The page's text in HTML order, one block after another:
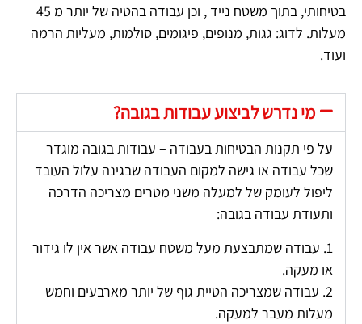
בטיחותי, בתוך משטח נייד , וכן עבודה בהטיה של יותר מ 45
מעלות. לדוג: גגות, מנופים, פיגומים, סולמות, מעליות הרמה
ועוד.
מי נדרש לביצוע עבודות בגובה?
על פי תקנות הבטיחות בעבודה – עבודות בגובה מוגדר
שכל עבודה או גישה למקום העבודה שבגינה עלול העובד
ליפול לעומק של למעלה משני מטרים מצריכה הדרכה
ותעודת עבודה בגובה:
1. עבודה שמתבצעת מעל משטח עבודה אשר אין לו גידור
או מעקה.
2. עבודה שמצריכה הטיית גוף של יותר מארבעים וחמש
מעלות מעבר למעקה.